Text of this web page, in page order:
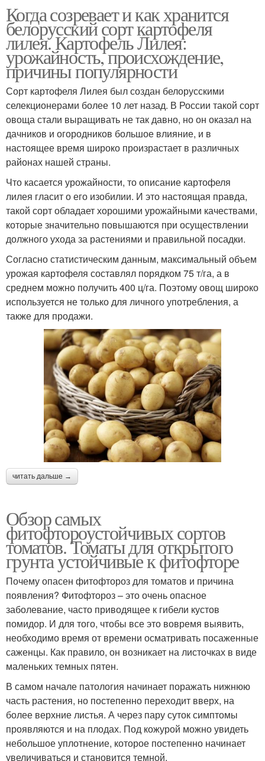
Когда созревает и как хранится
белорусский сорт картофеля
лилея. Картофель Лилея:
урожайность, происхождение,
причины популярности
Сорт картофеля Лилея был создан белорусскими
селекционерами более 10 лет назад. В России такой сорт
овоща стали выращивать не так давно, но он оказал на
дачников и огородников большое влияние, и в
настоящее время широко произрастает в различных
районах нашей страны.
Что касается урожайности, то описание картофеля
лилея гласит о его изобилии. И это настоящая правда,
такой сорт обладает хорошими урожайными качествами,
которые значительно повышаются при осуществлении
должного ухода за растениями и правильной посадки.
Согласно статистическим данным, максимальный объем
урожая картофеля составлял порядком 75 т/га, а в
среднем можно получить 400 ц/га. Поэтому овощ широко
используется не только для личного употребления, а
также для продажи.
читать дальше →
Обзор самых
фитофтороустойчивых сортов
томатов. Томаты для открытого
грунта устойчивые к фитофторе
Почему опасен фитофтороз для томатов и причина
появления? Фитофтороз – это очень опасное
заболевание, часто приводящее к гибели кустов
помидор. И для того, чтобы все это вовремя выявить,
необходимо время от времени осматривать посаженные
саженцы. Как правило, он возникает на листочках в виде
маленьких темных пятен.
В самом начале патология начинает поражать нижнюю
часть растения, но постепенно переходит вверх, на
более верхние листья. А через пару суток симптомы
проявляются и на плодах. Под кожурой можно увидеть
небольшое уплотнение, которое постепенно начинает
увеличиваться и становится темной.